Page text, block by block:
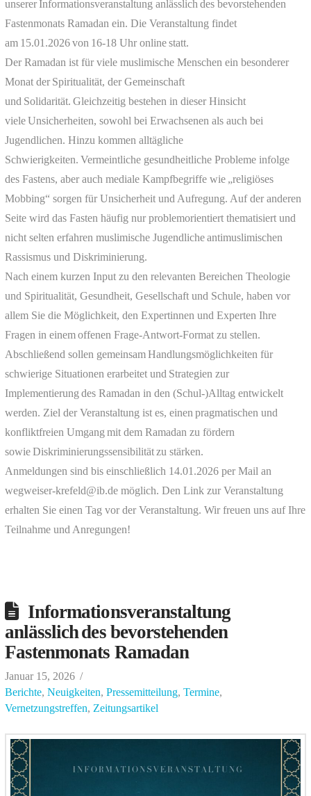
unserer Informationsveranstaltung anlässlich des bevorstehenden
Fastenmonats Ramadan ein. Die Veranstaltung findet
am 15.01.2026 von 16-18 Uhr online statt.
Der Ramadan ist für viele muslimische Menschen ein besonderer
Monat der Spiritualität, der Gemeinschaft
und Solidarität. Gleichzeitig bestehen in dieser Hinsicht
viele Unsicherheiten, sowohl bei Erwachsenen als auch bei
Jugendlichen. Hinzu kommen alltägliche
Schwierigkeiten. Vermeintliche gesundheitliche Probleme infolge
des Fastens, aber auch mediale Kampfbegriffe wie „religiöses
Mobbing“ sorgen für Unsicherheit und Aufregung. Auf der anderen
Seite wird das Fasten häufig nur problemorientiert thematisiert und
nicht selten erfahren muslimische Jugendliche antimuslimischen
Rassismus und Diskriminierung.
Nach einem kurzen Input zu den relevanten Bereichen Theologie
und Spiritualität, Gesundheit, Gesellschaft und Schule, haben vor
allem Sie die Möglichkeit, den Expertinnen und Experten Ihre
Fragen in einem offenen Frage-Antwort-Format zu stellen.
Abschließend sollen gemeinsam Handlungsmöglichkeiten für
schwierige Situationen erarbeitet und Strategien zur
Implementierung des Ramadan in den (Schul-)Alltag entwickelt
werden. Ziel der Veranstaltung ist es, einen pragmatischen und
konfliktfreien Umgang mit dem Ramadan zu fördern
sowie Diskriminierungssensibilität zu stärken.
Anmeldungen sind bis einschließlich 14.01.2026 per Mail an
wegweiser-krefeld@ib.de möglich. Den Link zur Veranstaltung
erhalten Sie einen Tag vor der Veranstaltung. Wir freuen uns auf Ihre
Teilnahme und Anregungen!
Informationsveranstaltung
anlässlich des bevorstehenden
Fastenmonats Ramadan
Januar 15, 2026
Berichte, Neuigkeiten, Pressemitteilung, Termine,
Vernetzungstreffen, Zeitungsartikel